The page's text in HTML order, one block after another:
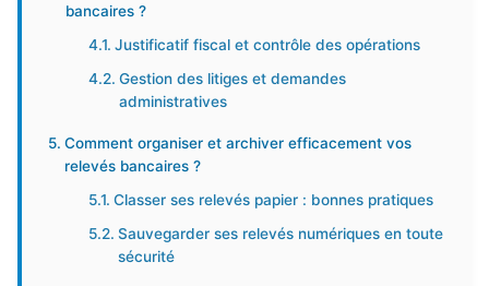
bancaires ?
Justificatif fiscal et contrôle des opérations
Gestion des litiges et demandes
administratives
Comment organiser et archiver efficacement vos
relevés bancaires ?
Classer ses relevés papier : bonnes pratiques
Sauvegarder ses relevés numériques en toute
sécurité